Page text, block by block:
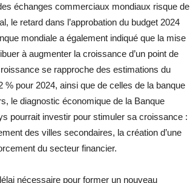
échanges commerciaux mondiaux risque de
le retard dans l’approbation du budget 2024
mondiale a également indiqué que la mise
à augmenter la croissance d’un point de
se rapproche des estimations du
pour 2024, ainsi que de celles de la banque
le diagnostic économique de la Banque
pourrait investir pour stimuler sa croissance :
des villes secondaires, la création d’une
du secteur financier.
nécessaire pour former un nouveau